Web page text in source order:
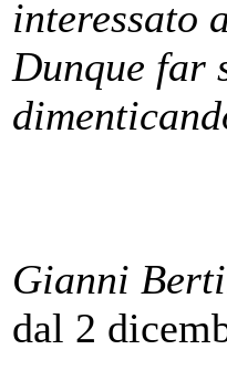
interessato
Dunque far
Gianni
dal 2